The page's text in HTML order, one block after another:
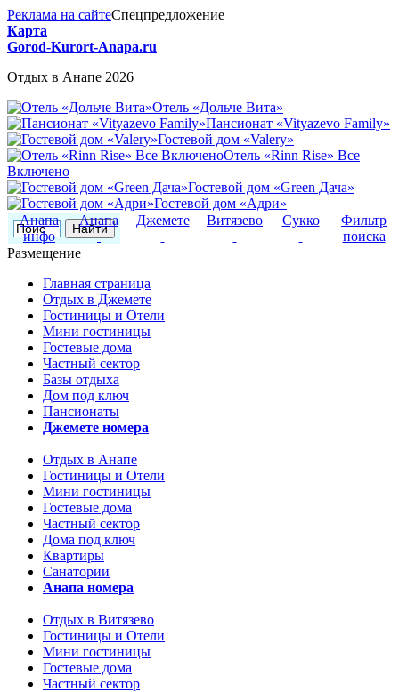
Реклама на сайтеСпецпредложение
Карта
Gorod-Kurort-Anapa.ru
Отдых в Анапе 2026
Отель «Дольче Вита»
Пансионат «Vityazevo Family»
Гостевой дом «Valery»
Отель «Rinn Rise» Все
Включено
Гостевой дом «Green Дача»
Гостевой дом «Адри»
Анапа
инфо
Анапа Джемете Витязево Сукко
Фильтр
поиска
Размещение
Главная страница
Отдых в Джемете
Гостиницы и Отели
Мини гостиницы
Гостевые дома
Частный сектор
Базы отдыха
Дом под ключ
Пансионаты
Джемете номера
Отдых в Анапе
Гостиницы и Отели
Мини гостиницы
Гостевые дома
Частный сектор
Дома под ключ
Квартиры
Санатории
Анапа номера
Отдых в Витязево
Гостиницы и Отели
Мини гостиницы
Гостевые дома
Частный сектор